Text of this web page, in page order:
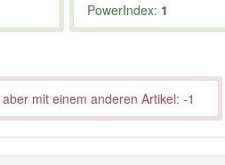
PowerIndex: 1
aber mit einem anderen Artikel: -1